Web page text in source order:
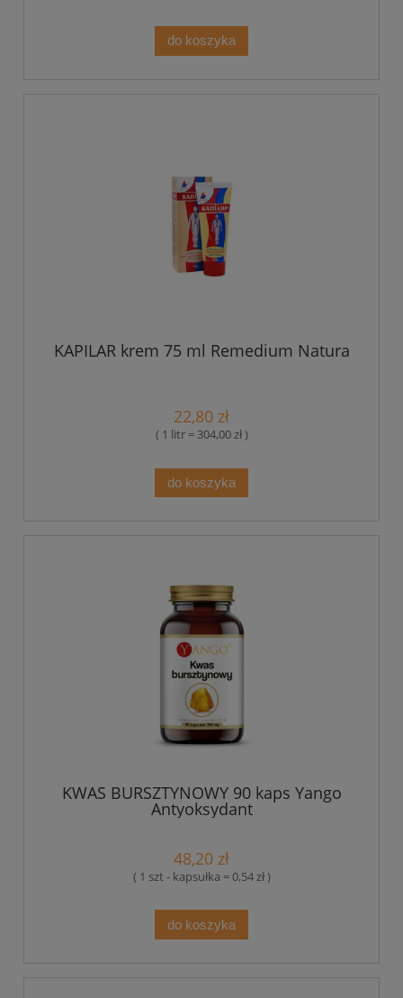
do koszyka
KAPILAR krem 75 ml Remedium Natura
22,80 zł
( 1 litr = 304,00 zł )
do koszyka
KWAS BURSZTYNOWY 90 kaps Yango
Antyoksydant
48,20 zł
( 1 szt - kapsułka = 0,54 zł )
do koszyka